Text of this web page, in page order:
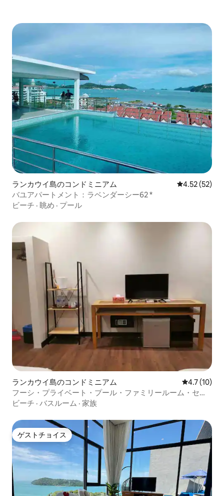
ランカウイ島のコンドミニアム レビュー52
4.52 (52)
バユアパートメント：ラベンダーシー62 *
ビーチ · 眺め · プール
ランカウイ島のコンドミニアム レビュー10
4.7 (10)
フーシ・プライベート・プール・ファミリールーム・セナ
ン・ビーチ
ビーチ · バスルーム · 家族
ゲストチョイス
ゲストチョイス